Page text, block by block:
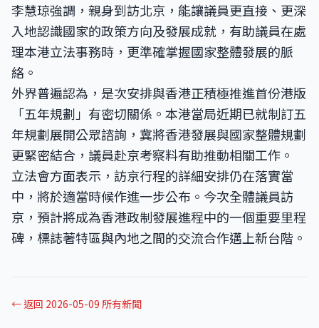
李慧琼強調，親身到訪北京，能讓議員更直接、更深
入地認識國家的政策方向及發展成就，有助議員在處
理本港立法事務時，更準確掌握國家整體發展的脈
絡。
外界普遍認為，是次安排與香港正積極推進首份港版
「五年規劃」有密切關係。本港當局近期已就制訂五
年規劃展開公眾諮詢，冀將香港發展與國家整體規劃
更緊密結合，議員赴京考察料有助推動相關工作。
立法會方面表示，訪京行程的詳細安排仍在落實當
中，將於適當時候作進一步公布。今次全體議員訪
京，預計將成為香港政制發展進程中的一個重要里程
碑，標誌著特區與內地之間的交流合作邁上新台階。
← 返回 2026-05-09 所有新聞